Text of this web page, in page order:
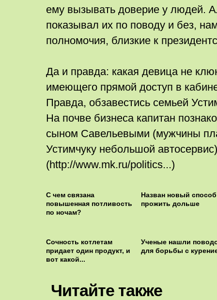
ему вызывать доверие у людей.
показывал их по поводу и без,
полномочия, близкие к
Да и правда: какая девица не
имеющего прямой доступ в
Правда, обзавестись семьей
На почве бизнеса капитан
сыном Савельевыми (мужчины
Устимчуку небольшой
(http://www.mk.ru/politics...)
С чем связана
повышенная потливость
по ночам?
Назван новый способ
прожить дольше
Сочность котлетам
придает один продукт, и
вот какой...
Ученые нашли
для борьбы с
Читайте также